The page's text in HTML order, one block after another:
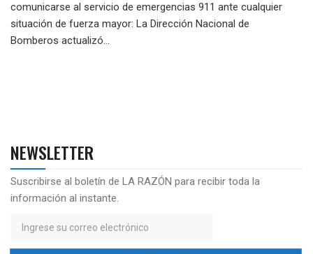
comunicarse al servicio de emergencias 911 ante cualquier
situación de fuerza mayor: La Dirección Nacional de
Bomberos actualizó...
NEWSLETTER
Suscribirse al boletín de LA RAZÓN para recibir toda la
información al instante.